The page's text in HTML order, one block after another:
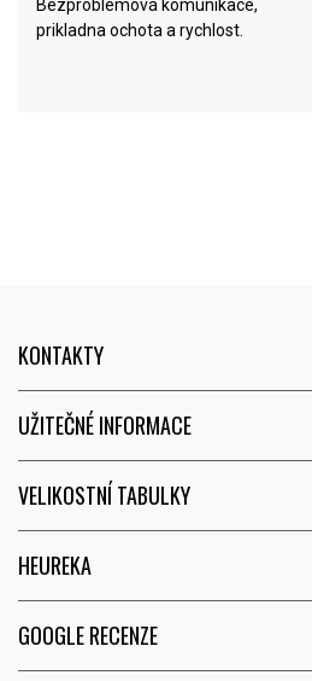
Bezproblémová komunikace,
prikladna ochota a rychlost.
KONTAKTY
UŽITEČNÉ INFORMACE
VELIKOSTNÍ TABULKY
HEUREKA
GOOGLE RECENZE